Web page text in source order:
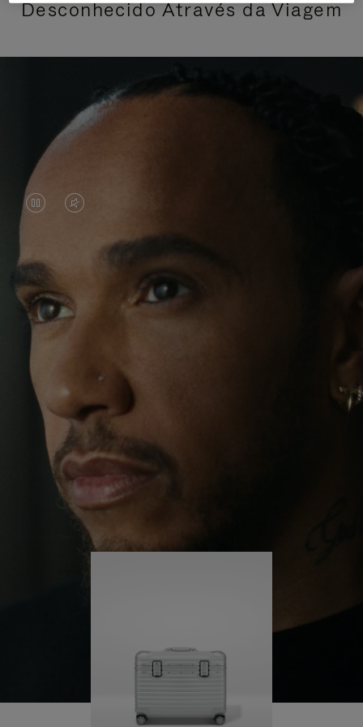
Desconhecido Através da Viagem
O
VÍDEO
ESTÁ
PAUSADO,
PRESSIONE
REPRODUZI-
LO
O
VÍDEO
SEM
FAVOR,
CLIQUE
PARA
ATIVÁ-
LO
Lewis Hamilton é conhecido por suas conquistas
nas pistas, mas suas jornadas recentes têm sido
repletas de aventuras além de seus ambientes
habituais. Em sua busca por novas experiências ao
redor do mundo, ele continua a se desafiar e
aprender mais ao longo do caminho.
Sua RIMOWA Original Pilot o acompanha em cada
passo da jornada e cada marca em sua mala conta
uma história de onde ele esteve e o que conquistou.